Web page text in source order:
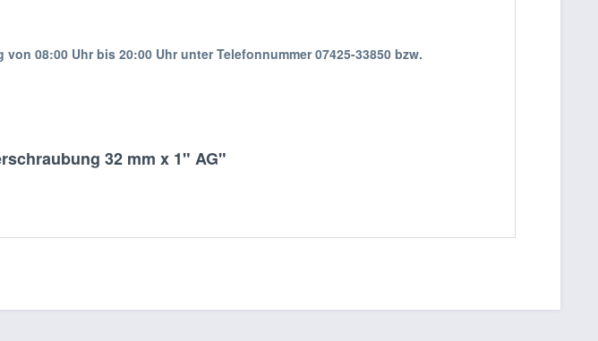
08:00 Uhr bis 20:00 Uhr unter Telefonnummer 07425-33850 bzw.
32 mm x 1" AG"